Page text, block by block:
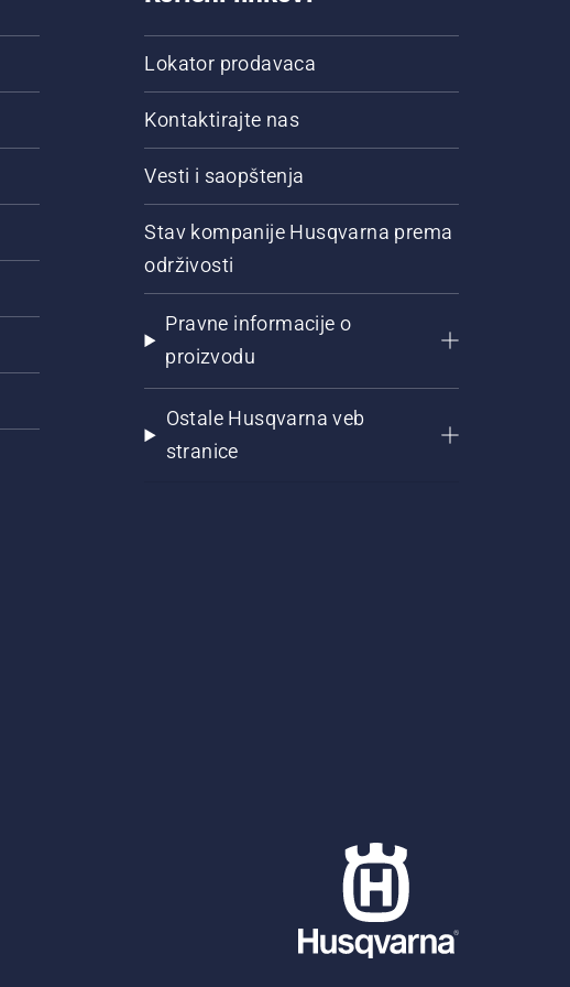
Lokator prodavaca
Kontaktirajte nas
Vesti i saopštenja
Stav kompanije Husqvarna prema
održivosti
Pravne informacije o
proizvodu
Ostale Husqvarna veb
stranice